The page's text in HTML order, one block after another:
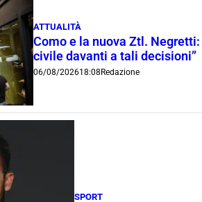
ATTUALITÀ
Como e la nuova Ztl.
civile davanti a tali decisioni”
06/08/202618:08Redazione
SPORT